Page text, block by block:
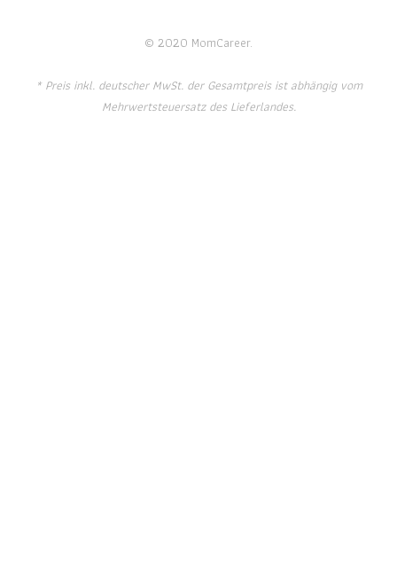
© 2020 MomCareer.
* Preis inkl. deutscher MwSt. der Gesamtpreis ist abhängig vom
Mehrwertsteuersatz des Lieferlandes.